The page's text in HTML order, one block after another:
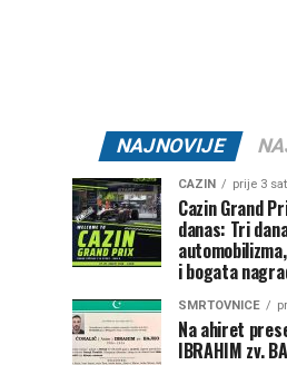
NAJNOVIJE
CAZIN prije 3
Cazin Grand
danas: Tri
i bogata
SMRTOVNICE
Na ahiret
IBRAHIM zv.